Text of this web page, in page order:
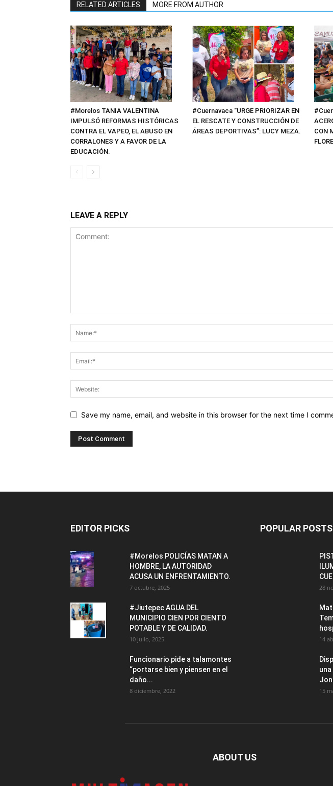
RELATED ARTICLES MORE FROM AUTHOR
#Morelos TANIA VALENTINA
IMPULSÓ REFORMAS HISTÓRICAS
CONTRA EL VAPEO, EL ABUSO EN
CORRALONES Y A FAVOR DE LA
EDUCACIÓN.
#Cuernavaca “URGE PRIORIZAR EN
EL RESCATE Y CONSTRUCCIÓN DE
ÁREAS DEPORTIVAS”: LUCY MEZA.
CON
LEAVE A REPLY
Save my name, email, and website in this browser for the next time I
EDITOR PICKS
#Morelos POLICÍAS MATAN A
HOMBRE, LA AUTORIDAD
ACUSA UN ENFRENTAMIENTO.
7 octubre, 2025
#Jiutepec AGUA DEL
MUNICIPIO CIEN POR CIENTO
POTABLE Y DE CALIDAD.
10 julio, 2025
Funcionario pide a talamontes
“portarse bien y piensen en el
daño...
8 diciembre, 2022
POPULAR POSTS
28
14
15
ABOUT US